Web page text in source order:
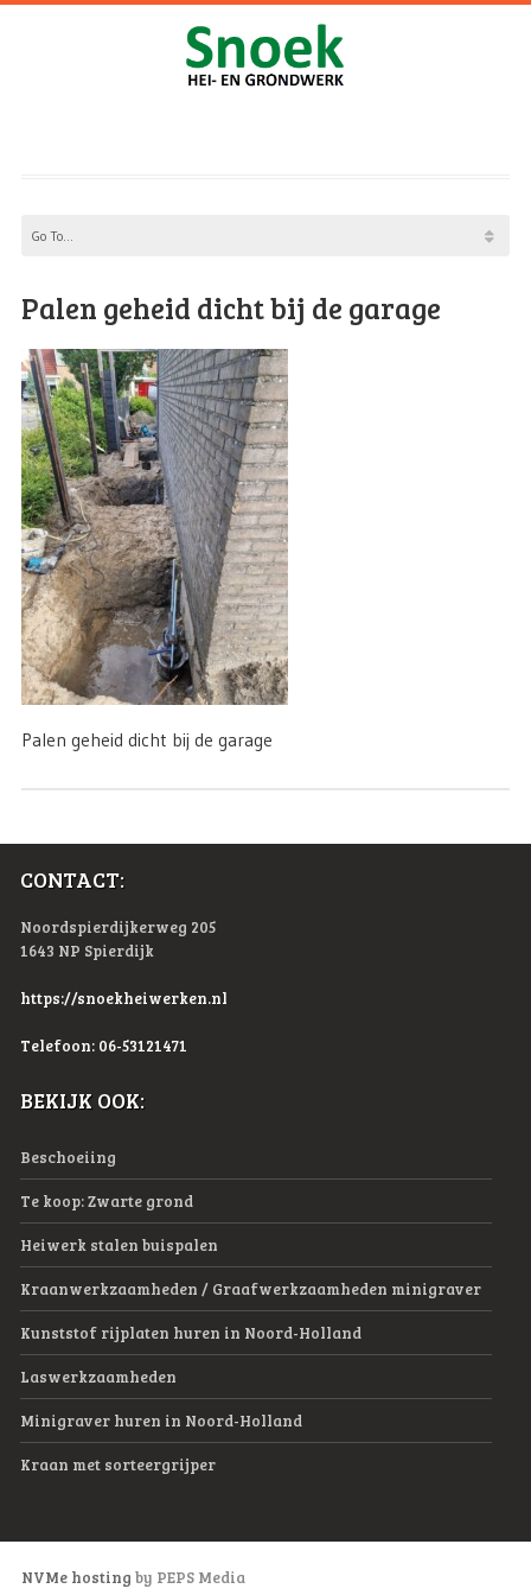
Palen geheid dicht bij de garage
Palen geheid dicht bij de garage
CONTACT:
Noordspierdijkerweg 205
1643 NP Spierdijk
https://snoekheiwerken.nl
Telefoon: 06-53121471
BEKIJK OOK:
Beschoeiing
Te koop: Zwarte grond
Heiwerk stalen buispalen
Kraanwerkzaamheden / Graafwerkzaamheden minigraver
Kunststof rijplaten huren in Noord-Holland
Laswerkzaamheden
Minigraver huren in Noord-Holland
Kraan met sorteergrijper
NVMe hosting by PEPS Media